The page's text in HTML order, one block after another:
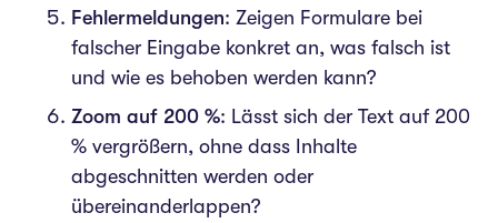
Fehlermeldungen: Zeigen Formulare bei
falscher Eingabe konkret an, was falsch ist
und wie es behoben werden kann?
Zoom auf 200 %: Lässt sich der Text auf 200
% vergrößern, ohne dass Inhalte
abgeschnitten werden oder
übereinanderlappen?